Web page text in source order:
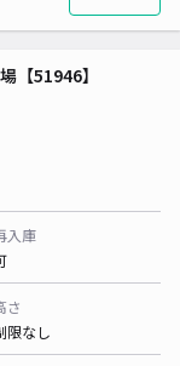
【51946】
入庫
さ
限なし